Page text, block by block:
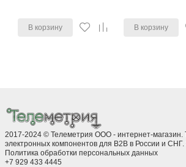
В корзину В корзину
2017-2024 © Телеметрия ООО - интернет-магазин.
электронных компонентов для B2B в России и
Политика обработки персональных данных
+7 929 433 4445